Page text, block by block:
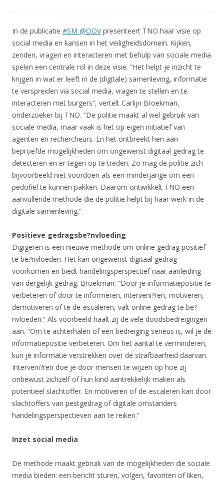
In de publicatie #SM @OOVpresenteert TNO haar visie op
social media en kansen in het veiligheidsdomein. Kijken,
zenden, vragen en interacteren met behulp van sociale media
spelen een centrale rol in deze visie. “Het helpt je inzicht te
krijgen in wat er leeft in de (digitale) samenleving, informatie
te verspreiden via social media, vragen te stellen en te
interacteren met burgers”, vertelt Carlijn Broekman,
onderzoeker bij TNO. “De politie maakt al wel gebruik van
sociale media, maar vaak is het op eigen initiatief van
agenten en rechercheurs. En het ontbreekt hen aan
beproefde mogelijkheden om ongewenst digitaal gedrag te
detecteren en er tegen op te treden. Zo mag de politie zich
bijvoorbeeld niet voordoen als een minderjarige om een
pedofiel te kunnen pakken. Daarom ontwikkelt TNO een
aanvullende methode die de politie helpt bij haar werk in de
digitale samenleving.”
Positieve gedragsbe?nvloeding
Digigeren is een nieuwe methode om online gedrag positief
te be?nvloeden. Het kan ongewenst digitaal gedrag
voorkomen en biedt handelingsperspectief naar aanleiding
van dergelijk gedrag. Broekman: “Door je informatiepositie te
verbeteren of door te informeren, interveni?ren, motiveren,
demotiveren of te de-escaleren, valt online gedrag te be?
nvloeden.” Als voorbeeld haalt zij de vele doodsbedreigingen
aan. “Om te achterhalen of een bedreiging serieus is, wil je de
informatiepositie verbeteren. Om het aantal te verminderen,
kun je informatie verstrekken over de strafbaarheid daarvan.
Interveni?ren doe je door mensen te wijzen op hoe zij
onbewust zichzelf of hun kind aantrekkelijk maken als
potentieel slachtoffer. En motiveren of de-escaleren kan door
slachtoffers van pestgedrag of digitale omstanders
handelingsperspectieven aan te reiken.”
Inzet social media
De methode maakt gebruik van de mogelijkheden die sociale
media bieden: een bericht sturen, volgen, favoriten of liken,